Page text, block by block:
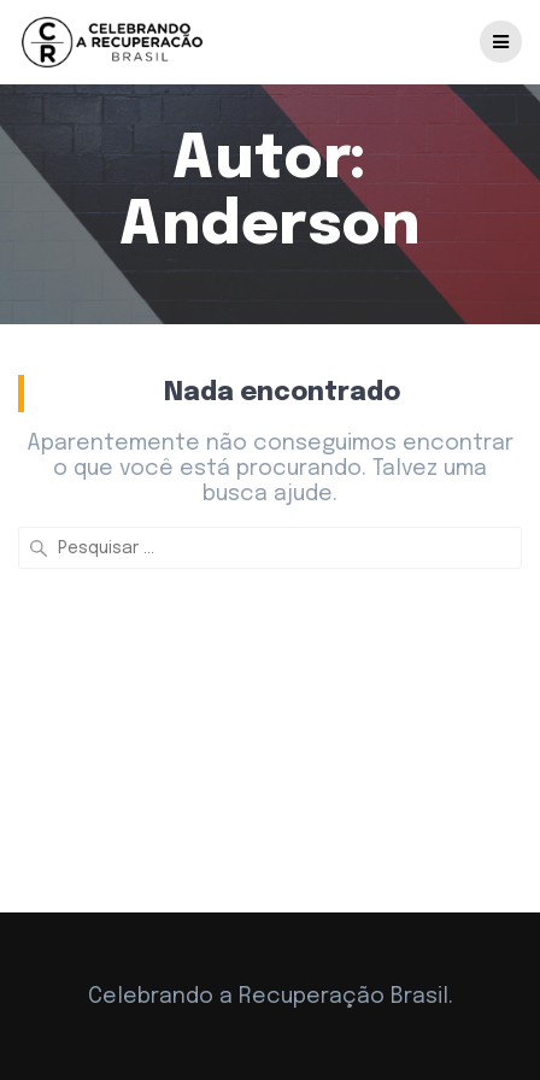
Autor:
Anderson
Nada encontrado
Aparentemente não conseguimos encontrar
o que você está procurando. Talvez uma
busca ajude.
Celebrando a Recuperação Brasil.